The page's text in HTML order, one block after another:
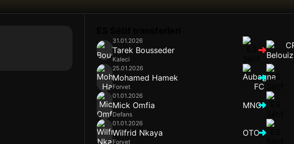
31.01.2026
Tarek Bousseder
Kaleci
25.01.2026
Mohamed Hamek
Forvet
01.01.2026
Mick Omfia
Defans
MNG
01.01.2026
Wilfrid Nkaya
Forvet
OTO